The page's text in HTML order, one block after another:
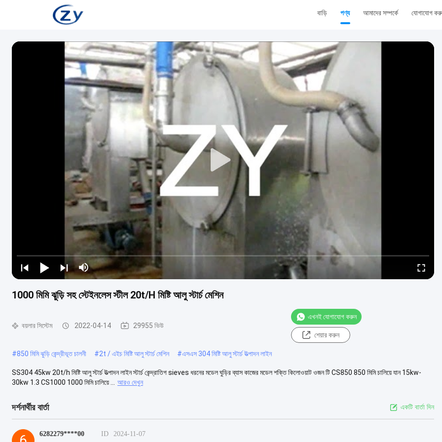
বাড়ি পণ্য আমাদের সম্পর্কে যোগাযোগ
1000 মিমি ঝুড়ি সহ স্টেইনলেস স্টীল 20t/H মিষ্টি আলু স্টার্চ মেশিন
বয়লার সিস্টেম 2022-04-14 29955 ভিউ
এখনই যোগাযোগ করুন
শেয়ার করুন
#850 মিমি ঝুড়ি কেন্দ্রীভূত চালনী #2t / এইচ মিষ্টি আলু স্টার্চ মেশিন #এসএস 304 মিষ্টি আলু স্টার্চ উত্পাদন লাইন
SS304 45kw 20t/h মিষ্টি আলু স্টার্চ উত্পাদন লাইন স্টার্চ কেন্দ্রাতিগ sieves ধরনের মডেল ঘুড়ির ব্যাস কাজের মডেল শক্তি কিলোওয়াট ওজন টি CS850 850 মিমি চালিয়ে যান 15kw-
30kw 1.3 CS1000 1000 মিমি চালিয়ে ...
আরও দেখুন
দর্শনার্থীর বার্তা একটি বার্তা দিন
6282279****00 ID
2024-11-07